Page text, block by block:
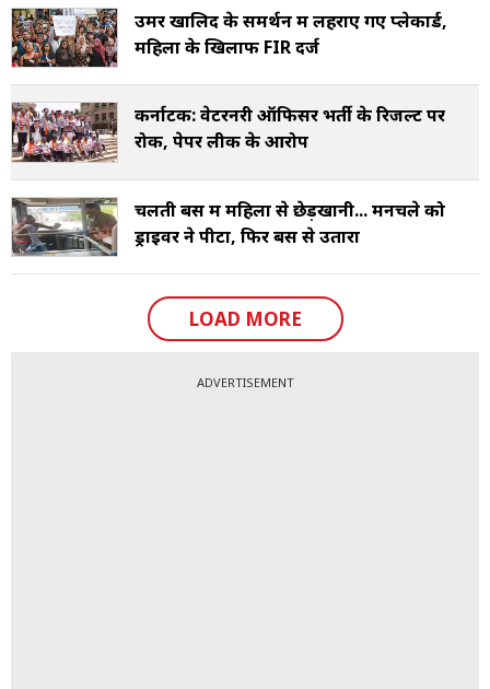
उमर खालिद के समर्थन में लहराए गए प्लेकार्ड,
महिला के खिलाफ FIR दर्ज
कर्नाटक: वेटरनरी ऑफिसर भर्ती के रिजल्ट पर
रोक, पेपर लीक के आरोप
चलती बस में महिला से छेड़खानी... मनचले को
ड्राइवर ने पीटा, फिर बस से उतारा
LOAD MORE
ADVERTISEMENT